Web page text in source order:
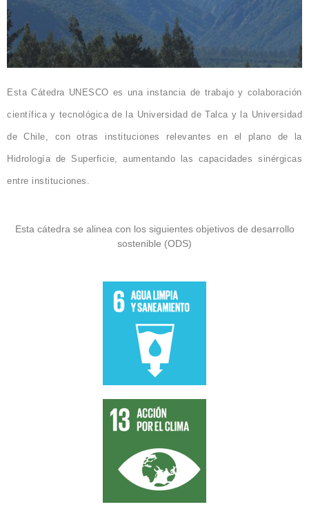
Esta Cátedra UNESCO es una instancia de trabajo y colaboración
científica y tecnológica de la Universidad de Talca y la Universidad
de Chile, con otras instituciones relevantes en el plano de la
Hidrología de Superficie, aumentando las capacidades sinérgicas
entre instituciones.
Esta cátedra se alinea con los siguientes objetivos de desarrollo
sostenible (ODS)